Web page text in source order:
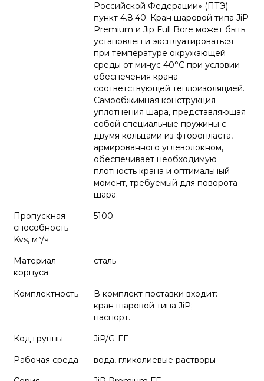
Российской Федерации» (ПТЭ)
пункт 4.8.40. Кран шаровой типа JiP
Premium и Jip Full Bore может быть
установлен и эксплуатироваться
при температуре окружающей
среды от минус 40°С при условии
обеспечения крана
соответствующей теплоизоляцией.
Самообжимная конструкция
уплотнения шара, представляющая
собой специальные пружины с
двумя кольцами из фторопласта,
армированного углеволокном,
обеспечивает необходимую
плотность крана и оптимальный
момент, требуемый для поворота
шара.
Пропускная
способность
Kvs, м³/ч
5100
Материал
корпуса
сталь
Комплектность
В комплект поставки входит:
кран шаровой типа JiP;
паспорт.
Код группы
JiP/G-FF
Рабочая среда
вода, гликолиевые растворы